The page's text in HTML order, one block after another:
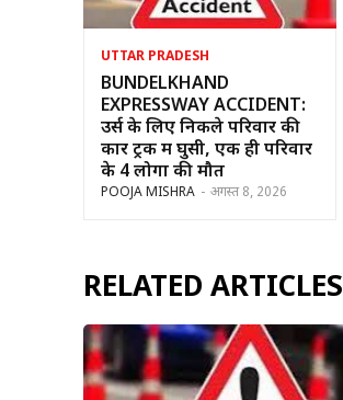
UTTAR PRADESH
BUNDELKHAND
EXPRESSWAY ACCIDENT:
उर्स के लिए निकले परिवार की
कार ट्रक में घुसी, एक ही परिवार
के 4 लोगों की मौत
POOJA MISHRA - अगस्त 8, 2026
RELATED ARTICLES